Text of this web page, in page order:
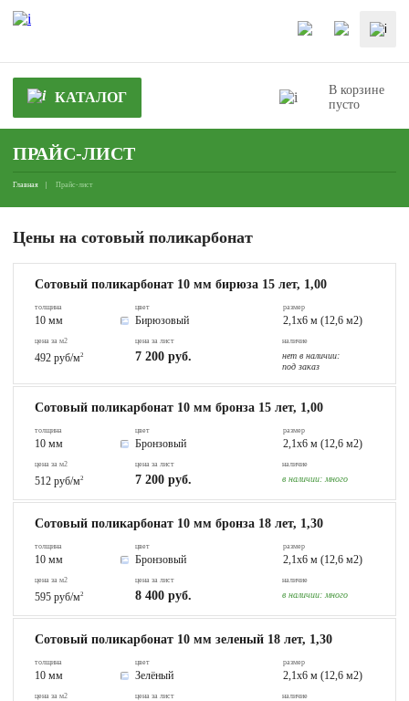
КАТАЛОГ
В корзине
пусто
ПРАЙС-ЛИСТ
Главная Прайс-лист
Цены на сотовый поликарбонат
Сотовый поликарбонат 10 мм бирюза 15 лет, 1,00
толщина
10 мм
цвет
Бирюзовый
размер
2,1х6 м (12,6 м2)
цена за м2
492 руб/м2
цена за лист
7 200 руб.
наличие
нет в наличии:
под заказ
Сотовый поликарбонат 10 мм бронза 15 лет, 1,00
толщина
10 мм
цвет
Бронзовый
размер
2,1х6 м (12,6 м2)
цена за м2
512 руб/м2
цена за лист
7 200 руб.
наличие
в наличии: много
Сотовый поликарбонат 10 мм бронза 18 лет, 1,30
толщина
10 мм
цвет
Бронзовый
размер
2,1х6 м (12,6 м2)
цена за м2
595 руб/м2
цена за лист
8 400 руб.
наличие
в наличии: много
Сотовый поликарбонат 10 мм зеленый 18 лет, 1,30
толщина
10 мм
цвет
Зелёный
размер
2,1х6 м (12,6 м2)
цена за м2 цена за лист наличие